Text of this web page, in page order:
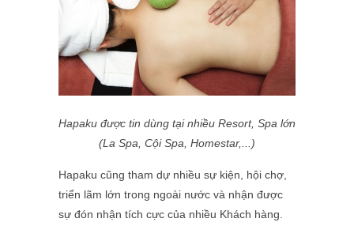
Hapaku được tin dùng tại nhiều Resort, Spa lớn
(La Spa, Cội Spa, Homestar,...)
Hapaku cũng tham dự nhiều sự kiện, hội chợ,
triển lãm lớn trong ngoài nước và nhận được
sự đón nhận tích cực của nhiều Khách hàng.